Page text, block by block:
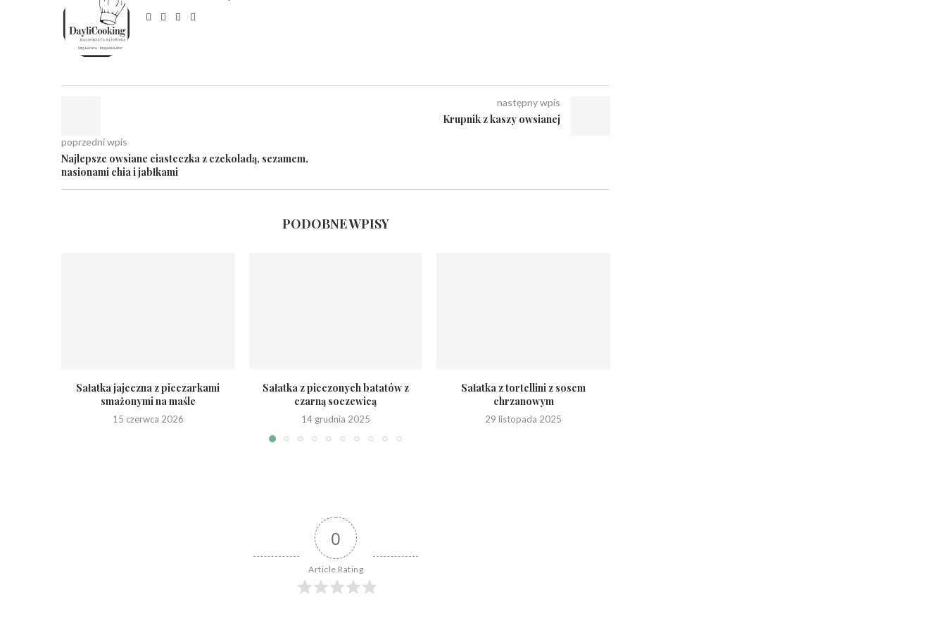
poprzedni wpis
Najlepsze owsiane ciasteczka z czekoladą, sezamem,
nasionami chia i jabłkami
następny wpis
Krupnik z kaszy owsianej
PODOBNE WPISY
Sałatka jajeczna z pieczarkami
smażonymi na maśle
15 czerwca 2026
Sałatka z pieczonych batatów z
czarną soczewicą
14 grudnia 2025
Sałatka z tortellini z sosem
chrzanowym
29 listopada 2025
0
Article Rating